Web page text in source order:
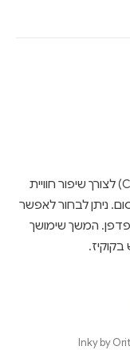
האתר עושה שימוש בקובצי קוקיז (Cookies) לצורך שיפור חוויית
ניתן לבחור לאפשר
המשך שימושך